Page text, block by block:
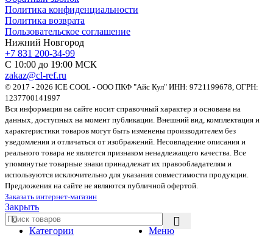
Политика конфиденциальности
Политика возврата
Пользовательское соглашение
Нижний Новгород
+7 831 200-34-99
С 10:00 до 19:00 МСК
zakaz@cl-ref.ru
© 2017 - 2026 ICE COOL - ООО ПКФ "Айс Кул" ИНН: 9721199678, ОГРН:
1237700141997
Вся информация на сайте носит справочный характер и основана на
данных, доступных на момент публикации. Внешний вид, комплектация и
характеристики товаров могут быть изменены производителем без
уведомления и отличаться от изображений. Несовпадение описания и
реального товара не является признаком ненадлежащего качества. Все
упомянутые товарные знаки принадлежат их правообладателям и
используются исключительно для указания совместимости продукции.
Предложения на сайте не являются публичной офертой.
Заказать интернет-магазин
Закрыть
Меню
Категории